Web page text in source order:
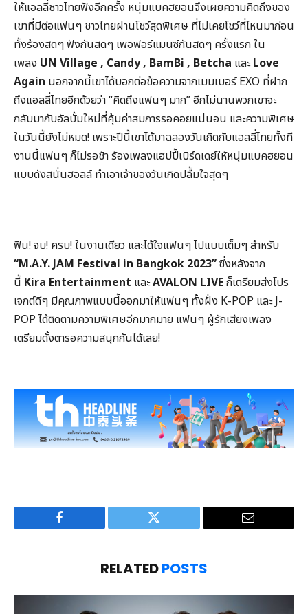
ให้แอลลี่ชาวไทยฟังอีกครั้ง หนุ่มแบคฮยอนจึงเผยความคิดถึงของ
เขาที่มีต่อแฟนๆ ชาวไทยผ่านโชว์สุดพิเศษ ที่ไม่เคยโชว์ที่ไหนมาก่อน
ทั้งร้องสดๆ ฟังกันสดๆ เพอฟอร์แมนซ์กันสดๆ ครั้งแรก ใน
เพลง UN Village , Candy , BamBi , Betcha และLove
Again นอกจากนี้เขาได้บอกต่อข้อความจากเมมเบอร์ EXO ที่ฝาก
ถึงแอลลี่ไทยอีกด้วยว่า “คิดถึงแฟนๆ มาก” อีกไม่นานพวกเขาจะ
กลับมากับอัลบั้มใหม่ที่คุ้มค่าสมการรอคอยแน่นอน และความพิเศษ
ในวันนี้ยังไม่หมด! เพราะปีนี้เขาได้มาฉลองวันเกิดกับแอลลี่ไทยทั้งที
งานนี้แฟนๆ ก็ไม่รอช้า ร้องเพลงแฮปปี้เบิร์ดเดย์ให้หนุ่มแบคฮยอน
แบบดังสนั่นฮอลล์ ทำเอาเจ้าของวันเกิดปลื้มใจสุดๆ
ฟิน! จบ! ครบ! ในงานเดียว และได้ใจแฟนๆ ไปแบบเต็มๆ สำหรับ
“M.A.Y. JAM Festival in Bangkok 2023”ซึ่งหลังจาก
นี้ Kira Entertainment และAVALON LIVEก็เตรียมส่งโปร
เจกต์ดีๆ มีคุณภาพแบบนี้ออกมาให้แฟนๆ ทั้งฝั่ง K-POP และ J-
POP ได้ติดตามความพิเศษอีกมากมาย แฟนๆ ผู้รักเสียงเพลง
เตรียมตั้งตารอความสนุกกันได้เลย!
Facebook Twitter Email
RELATEDPOSTS